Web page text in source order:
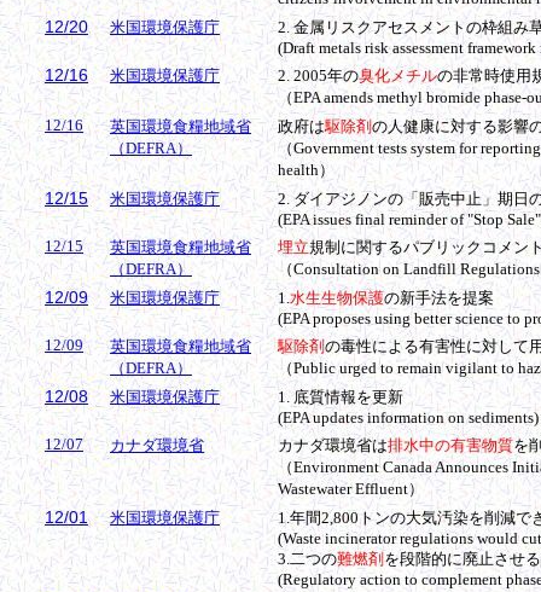
12/20 米国環境保護庁 2. 金属 リスクアセスメントの枠組み
(Draft metals risk assessment framework
12/16 米国環境保護庁 2.2005年の臭化メチルの非常時使用
（EPA amends methyl bromide phase-
12/16
英国環境食糧地域省
（DEFRA）
政府は駆除剤の人健康に対する影響
（Government tests system for
health）
12/15 米国環境保護庁 2. ダイアジノンの「販売中止」期日
(EPA issues final reminder of "Stop
12/15
英国環境食糧地域省
（DEFRA）
埋立規制に関するパブリックコメン
（Consultation on Landfill
12/09 米国環境保護庁 1.水生生物保護の新手法を提案
(EPA proposes using better science to
12/09
英国環境食糧地域省
（DEFRA）
駆除剤 の毒性による有害性に対して
（Public urged to remain vigilant to
12/08 米国環境保護庁
1. 底質情報を更新
(EPA updates information on sediments)
12/07
カナダ環境省 カナダ環境省は排水中の有害物質を
（Environment Canada Announces
Wastewater Effluent）
12/01 米国環境保護庁
1.年間2,800トンの大気汚染を削減で
(Waste incinerator regulations would
3.二つの難燃剤 を段階的に廃止させ
(Regulatory action to complement